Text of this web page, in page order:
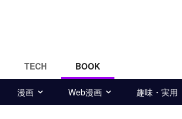
TECH BOOK
漫画 Web漫画 趣味・実用